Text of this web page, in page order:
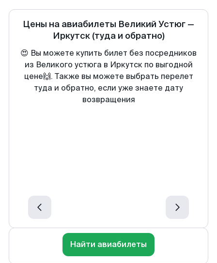
Цены на авиабилеты Великий Устюг —
Иркутск (туда и обратно)
😍 Вы можете купить билет без посредников
из Великого устюга в Иркутск по выгодной
цене🙌. Также вы можете выбрать перелет
туда и обратно, если уже знаете дату
возвращения
Найти авиабилеты